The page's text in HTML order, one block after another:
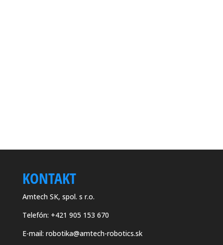
KONTAKT
Amtech SK, spol. s r.o.
Telefón: +421 905 153 670
E-mail: robotika@amtech-robotics.sk